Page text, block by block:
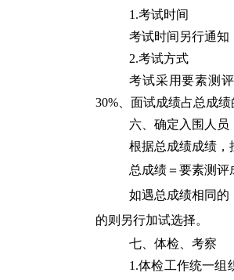
1.考试时间
考试时间另行通知
2.考试方式
考试采用要素测
30%、面试成绩占总成
六、确定入围人员
根据总成绩成绩，
总成绩＝要素测评
如遇总成绩相同的
的则另行加试选择。
七、体检、考察
1.体检工作统一组